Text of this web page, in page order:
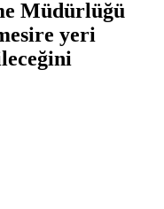
Müdürlüğü
yeri